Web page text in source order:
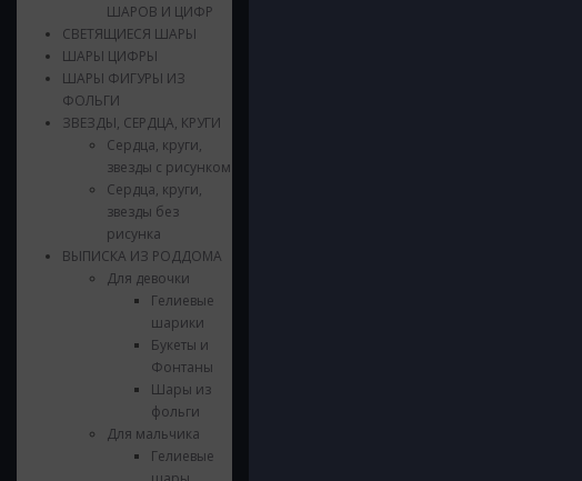
ШАРОВ И ЦИФР
СВЕТЯЩИЕСЯ ШАРЫ
ШАРЫ ЦИФРЫ
ШАРЫ ФИГУРЫ ИЗ
ФОЛЬГИ
ЗВЕЗДЫ, СЕРДЦА, КРУГИ
Сердца, круги,
звезды с рисунком
Сердца, круги,
звезды без
рисунка
ВЫПИСКА ИЗ РОДДОМА
Для девочки
Гелиевые
шарики
Букеты и
Фонтаны
Шары из
фольги
Для мальчика
Гелиевые